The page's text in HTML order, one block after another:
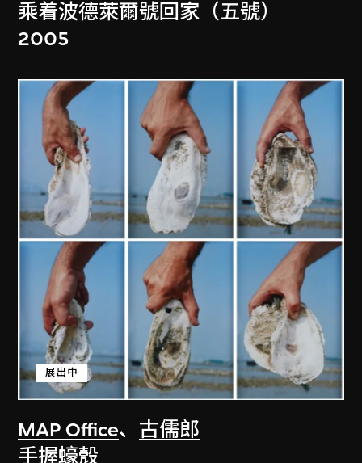
乘着波德萊爾號回家（五號）
2005
MAP Office、 古儒郎
展出中
手握蠔殼